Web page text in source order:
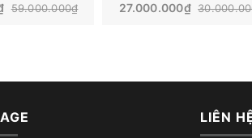
59.000.000₫
27.000.000₫
LIÊN